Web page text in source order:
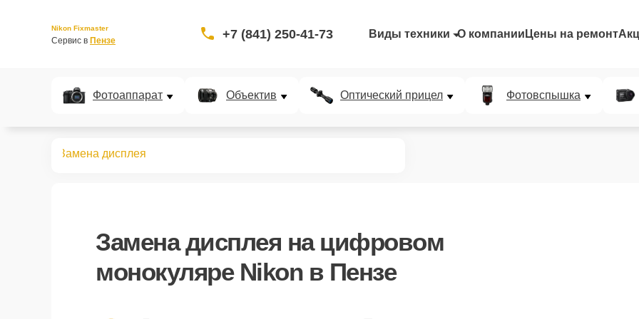
Nikon Fixmaster
Сервис в Пензе +7 (841) 250-41-73 Виды техники О компании Цены на ремонт
Фотоаппарат Объектив Оптический прицел Фотовспышка
Замена дисплея
Замена дисплея на цифровом
монокуляре Nikon в Пензе